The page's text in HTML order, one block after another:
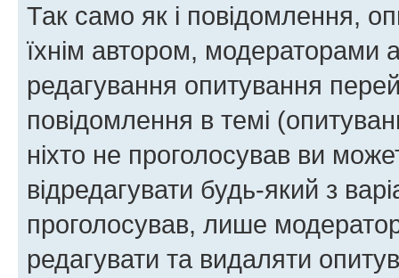
Так само як і повідомлення,
їхнім автором, модераторами
редагування опитування
повідомлення в темі
ніхто не проголосував ви
відредагувати будь-який з
проголосував, лише
редагувати та видаляти